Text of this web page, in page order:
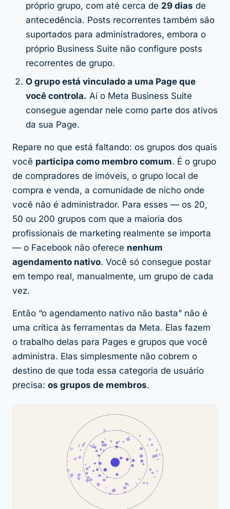
próprio grupo, com até cerca de 29 dias de
antecedência. Posts recorrentes também são
suportados para administradores, embora o
próprio Business Suite não configure posts
recorrentes de grupo.
O grupo está vinculado a uma Page que
você controla. Aí o Meta Business Suite
consegue agendar nele como parte dos ativos
da sua Page.
Repare no que está faltando: os grupos dos quais
você participa como membro comum. É o grupo
de compradores de imóveis, o grupo local de
compra e venda, a comunidade de nicho onde
você não é administrador. Para esses — os 20,
50 ou 200 grupos com que a maioria dos
profissionais de marketing realmente se importa
— o Facebook não oferece nenhum
agendamento nativo. Você só consegue postar
em tempo real, manualmente, um grupo de cada
vez.
Então “o agendamento nativo não basta” não é
uma crítica às ferramentas da Meta. Elas fazem
o trabalho delas para Pages e grupos que você
administra. Elas simplesmente não cobrem o
destino de que toda essa categoria de usuário
precisa: os grupos de membros.